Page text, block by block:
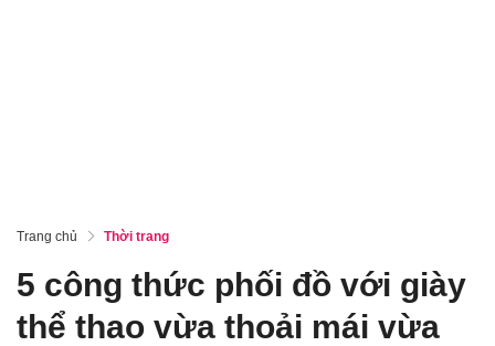
Trang chủ Thời trang
5 công thức phối đồ với giày
thể thao vừa thoải mái vừa